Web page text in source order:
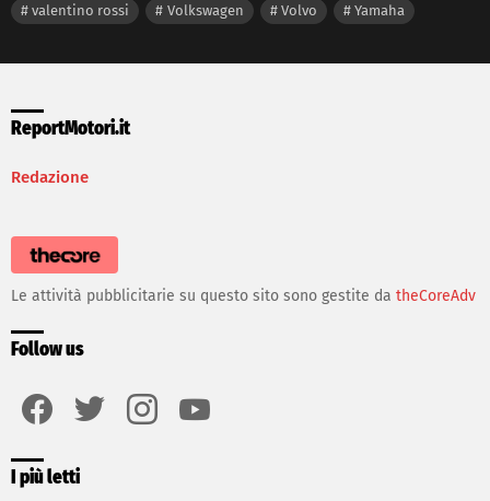
valentino rossi
Volkswagen Volvo Yamaha
ReportMotori.it
Redazione
Le attività pubblicitarie su questo sito sono gestite da theCoreAdv
Follow us
I più letti